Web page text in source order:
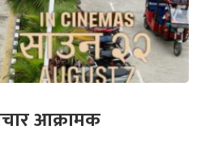
आक्रामक